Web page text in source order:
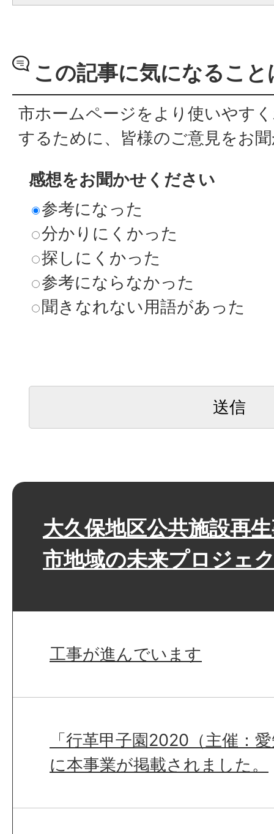
この記事に気になるこ
市ホームページをより使いやす
するために、皆様のご意見をお
感想をお聞かせください
参考になった
分かりにくかった
探しにくかった
参考にならなかった
聞きなれない用語があった
大久保地区公共施設再
市地域の未来プロジェ
工事が進んでいます
「行革甲子園2020（主催：
に本事業が掲載されました。